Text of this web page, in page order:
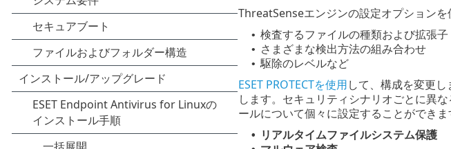
ThreatSenseエンジンの設定オプションを
• 検査するファイルの種類および拡張子
• さまざまな検出方法の組み合わせ
• 駆除のレベルなど
ESET PROTECTを使用して、構成を変更し
します。セキュリティシナリオごとに異
ールについて個々に設定することができま
• リアルタイムファイルシステム保護